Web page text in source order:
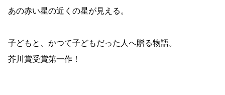
あの赤い星の近くの星が見える。
子どもと、かつて子どもだった人へ贈る物語。
芥川賞受賞第一作！